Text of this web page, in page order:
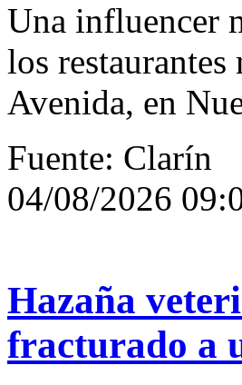
Una influencer
los
Avenida, en
Fuente: Clarín
04/08/2026
Hazaña
fracturado a